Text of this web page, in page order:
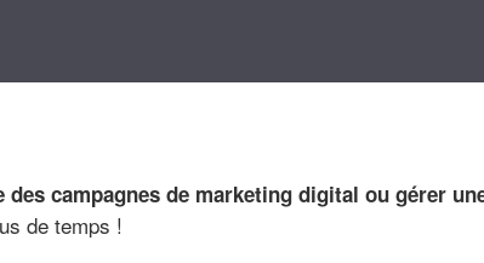
des campagnes de marketing digital ou gérer
de temps !